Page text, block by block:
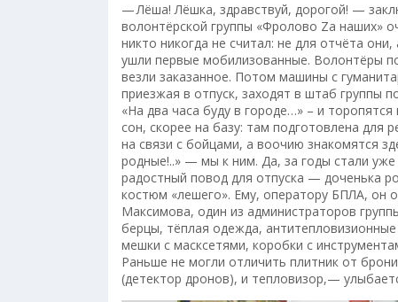
— Лёша! Лёшка, здравствуй, дорогой! —
волонтёрской группы «Фролово Zа наших»
никто никогда не считал: не для отчёта
ушли первые мобилизованные. Волонтёры
везли заказанное. Потом машины с
приезжая в отпуск, заходят в штаб группы
«На два часа буду в городе…» – и
сон, скорее на базу: там подготовлена для
на связи с бойцами, а воочию знакомятся
родные!..» — мы к ним. Да, за годы стали
радостный повод для отпуска — доченька
костюм «лешего». Ему, оператору БПЛА,
Максимова, один из администраторов
берцы, тёплая одежда,
мешки с масксетями, коробки с
Раньше не могли отличить плитник от
(детектор дронов), и тепловизор,—